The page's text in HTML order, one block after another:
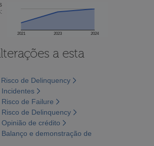
2021 2023 2024
a esta
de Delinquency
de Failure
de Delinquency
de crédito
e demonstração de